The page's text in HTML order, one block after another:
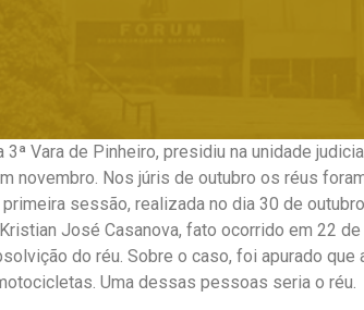
Vara de Pinheiro, presidiu na unidade
novembro. Nos júris de outubro os réus
sessão, realizada no dia 30 de
José Casanova, fato ocorrido em 22 de
do réu. Sobre o caso, foi apurado que
Uma dessas pessoas seria o réu.